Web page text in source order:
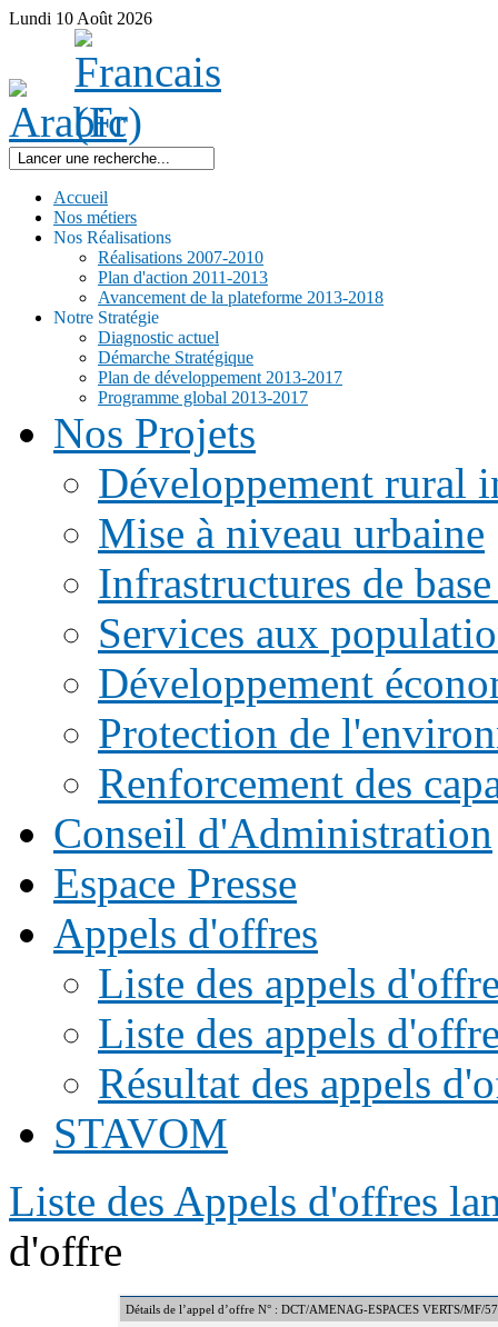
Lundi 10 Août 2026
Accueil
Nos métiers
Nos Réalisations
Réalisations 2007-2010
Plan d'action 2011-2013
Avancement de la plateforme 2013-2018
Notre Stratégie
Diagnostic actuel
Démarche Stratégique
Plan de développement 2013-2017
Programme global 2013-2017
Nos Projets
Développement rural
Mise à niveau urbaine
Infrastructures de
Services aux
Développement
Protection de
Renforcement des
Conseil d'Administration
Espace Presse
Appels d'offres
Liste des appels
Liste des appels
Résultat des appels
STAVOM
Liste des Appels d'offres
d'offre
Détails de l’appel d’offre N° : DCT/AMENAG-ESPACES VERTS/MF/